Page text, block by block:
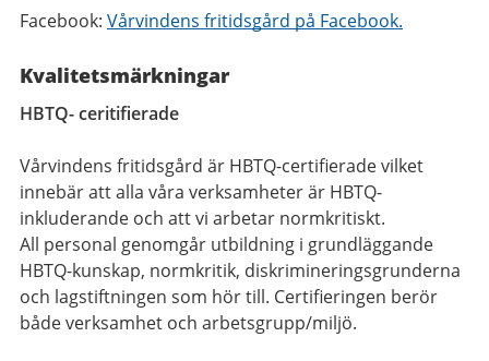
Facebook: Vårvindens fritidsgård på Facebook.
Kvalitetsmärkningar
HBTQ- ceritifierade
Vårvindens fritidsgård är HBTQ-certifierade vilket
innebär att alla våra verksamheter är HBTQ-
inkluderande och att vi arbetar normkritiskt.
All personal genomgår utbildning i grundläggande
HBTQ-kunskap, normkritik, diskrimineringsgrunderna
och lagstiftningen som hör till. Certifieringen berör
både verksamhet och arbetsgrupp/miljö.